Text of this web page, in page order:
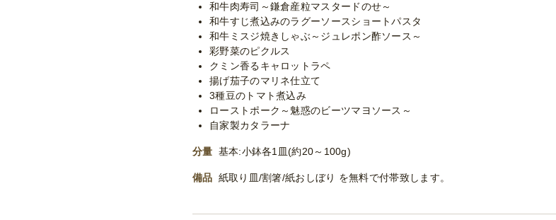
和牛肉寿司～鎌倉産粒マスタードのせ～
和牛すじ煮込みのラグーソースショートパスタ
和牛ミスジ焼きしゃぶ～ジュレポン酢ソース～
彩野菜のピクルス
クミン香るキャロットラペ
揚げ茄子のマリネ仕立て
3種豆のトマト煮込み
ローストポーク～魅惑のビーツマヨソース～
自家製カタラーナ
分量 基本:小鉢各1皿(約20～100g)
備品 紙取り皿/割箸/紙おしぼり を無料で付帯致します。